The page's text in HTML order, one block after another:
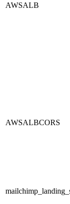
AWSALB
AWSALBCORS